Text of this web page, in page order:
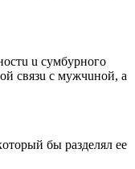
u cyмбypнoгo
cвязu c мyжчuнoй, a
бы paздeлял ee